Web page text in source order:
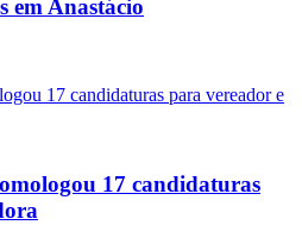
em Anastácio
17 candidaturas